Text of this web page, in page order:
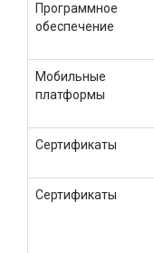
Программное
обеспечение
Мобильные
платформы
Сертификаты
Сертификаты